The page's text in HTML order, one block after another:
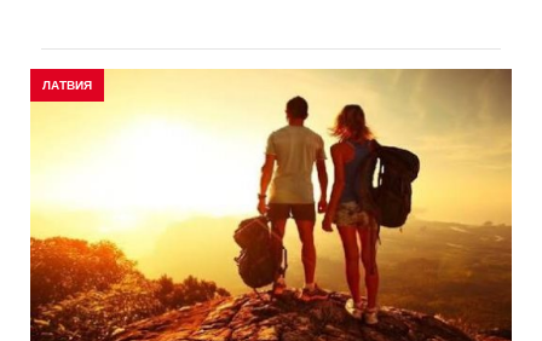
ЛАТВИЯ